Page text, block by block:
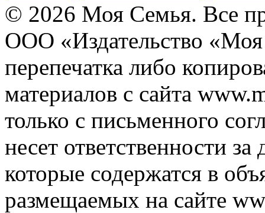
© 2026 Моя Семья. Все
ООО «Издательство
перепечатка либо
материалов с сайта
только с письменного
несет ответственности
которые содержатся в
размещаемых на сайте